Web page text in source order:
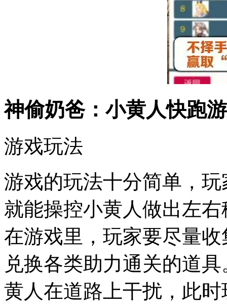
神偷奶爸：小黄人快跑
游戏玩法
游戏的玩法十分简单，
就能操控小黄人做出左
在游戏里，玩家要尽量
兑换各类助力通关的道
黄人在道路上干扰，此